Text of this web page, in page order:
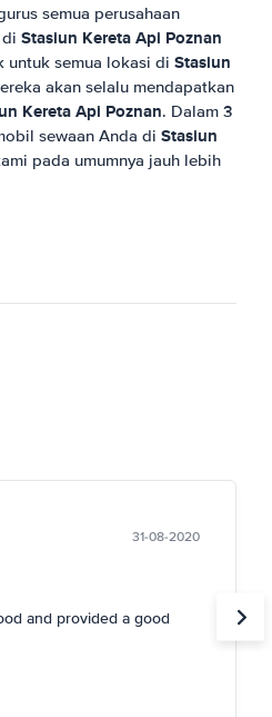
semua perusahaan
Stasiun Kereta Api Poznan
untuk semua lokasi di Stasiun
akan selalu mendapatkan
Kereta Api Poznan. Dalam 3
sewaan Anda di Stasiun
pada umumnya jauh lebih
31-08-2020
and provided a good